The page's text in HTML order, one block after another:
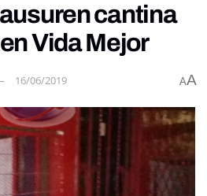
cantina
Vida Mejor
16/06/2019 AA